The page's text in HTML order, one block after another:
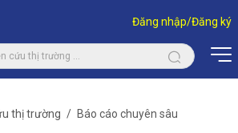
Đăng nhập/Đăng ký
thị trường Báo cáo chuyên sâu